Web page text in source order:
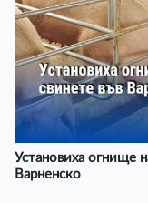
Установиха огнище
Варненско